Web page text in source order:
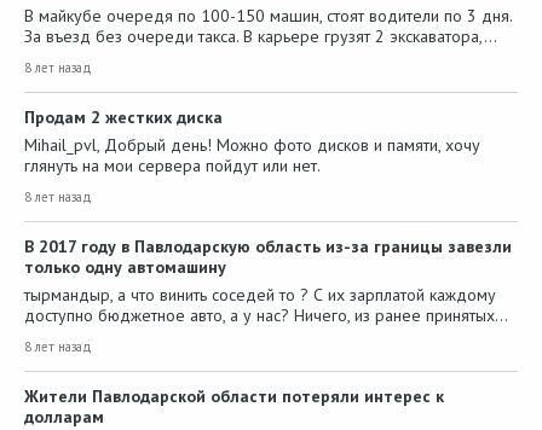
В майкубе очередя по 100-150 машин, стоят водители по 3 дня.
За въезд без очереди такса. В карьере грузят 2 экскаватора,…
8 лет назад
Продам 2 жестких диска
Mihail_pvl, Добрый день! Можно фото дисков и памяти, хочу
глянуть на мои сервера пойдут или нет.
8 лет назад
В 2017 году в Павлодарскую область из-за границы завезли
только одну автомашину
тырмандыр, а что винить соседей то ? С их зарплатой каждому
доступно бюджетное авто, а у нас? Ничего, из ранее принятых…
8 лет назад
Жители Павлодарской области потеряли интерес к
долларам